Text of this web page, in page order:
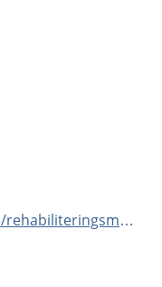
https://vard.regionstockholm.se/rehabiliteringsmottagningar/